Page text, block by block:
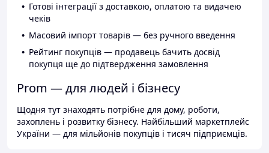
Готові інтеграції з доставкою, оплатою та видачею
чеків
Масовий імпорт товарів — без ручного введення
Рейтинг покупців — продавець бачить досвід
покупця ще до підтвердження замовлення
Prom — для людей і бізнесу
Щодня тут знаходять потрібне для дому, роботи,
захоплень і розвитку бізнесу. Найбільший маркетплейс
України — для мільйонів покупців і тисяч підприємців.